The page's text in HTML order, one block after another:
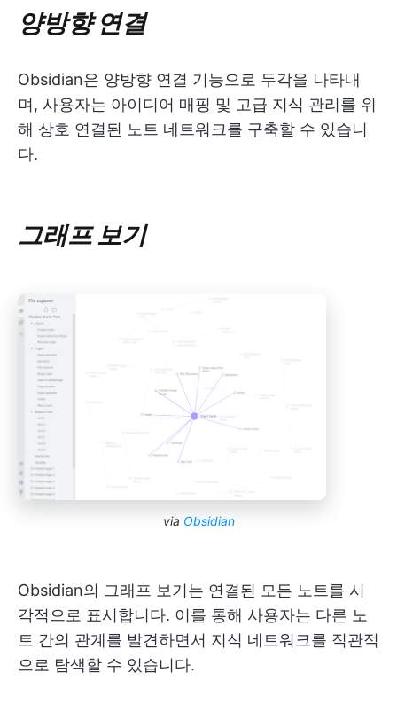
양방향 연결
Obsidian은 양방향 연결 기능으로 두각을 나타내
며, 사용자는 아이디어 매핑 및 고급 지식 관리를 위
해 상호 연결된 노트 네트워크를 구축할 수 있습니
다.
그래프 보기
via Obsidian
Obsidian의 그래프 보기는 연결된 모든 노트를 시
각적으로 표시합니다. 이를 통해 사용자는 다른 노
트 간의 관계를 발견하면서 지식 네트워크를 직관적
으로 탐색할 수 있습니다.